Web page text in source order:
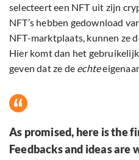
selecteert een NFT uit zijn
NFT’s hebben gedownload
NFT-marktplaats, kunnen ze
Hier komt dan het
geven dat ze de echte
As promised, here is the
Feedbacks and ideas are